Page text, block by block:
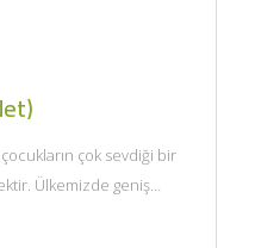
çok sevdiği bir
Ülkemizde geniş